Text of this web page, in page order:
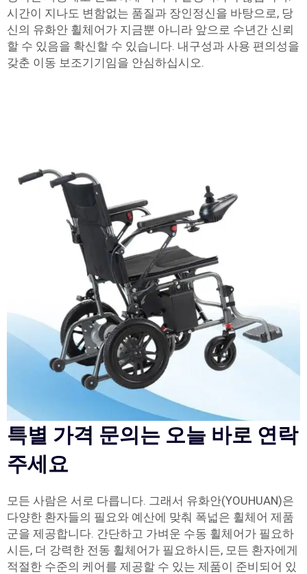
시간이 지나도 변함없는 품질과 장인정신을 바탕으로, 당
신의 유화안 휠체어가 지금뿐 아니라 앞으로 수년간 신뢰
할 수 있음을 확신할 수 있습니다. 내구성과 사용 편의성을
갖춘 이동 보조기기임을 안심하십시오.
특별 가격 문의는 오늘 바로 연락
주세요
모든 사람은 서로 다릅니다. 그래서 유화안(YOUHUAN)은
다양한 환자들의 필요와 예산에 맞춰 폭넓은 휠체어 제품
군을 제공합니다. 간단하고 가벼운 수동 휠체어가 필요하
시든, 더 강력한 전동 휠체어가 필요하시든, 모든 환자에게
적절한 수준의 케어를 제공할 수 있는 제품이 준비되어 있